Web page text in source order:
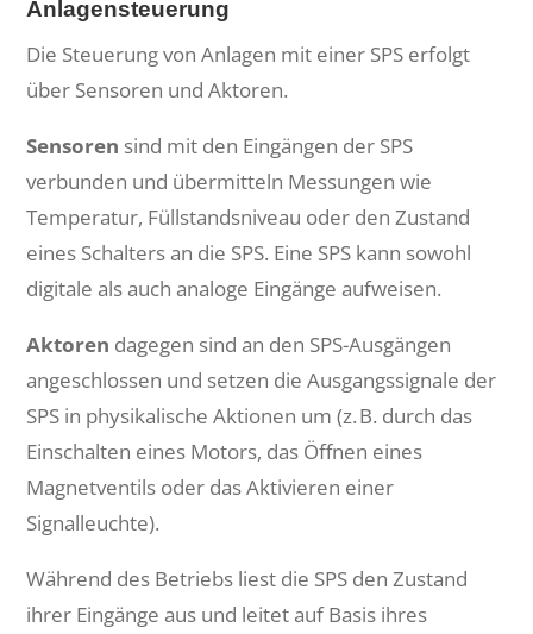
Anlagensteuerung
Die Steuerung von Anlagen mit einer SPS erfolgt
über Sensoren und Aktoren.
Sensoren sind mit den Eingängen der SPS
verbunden und übermitteln Messungen wie
Temperatur, Füllstandsniveau oder den Zustand
eines Schalters an die SPS. Eine SPS kann sowohl
digitale als auch analoge Eingänge aufweisen.
Aktoren dagegen sind an den SPS-Ausgängen
angeschlossen und setzen die Ausgangssignale der
SPS in physikalische Aktionen um (z. B. durch das
Einschalten eines Motors, das Öffnen eines
Magnetventils oder das Aktivieren einer
Signalleuchte).
Während des Betriebs liest die SPS den Zustand
ihrer Eingänge aus und leitet auf Basis ihres